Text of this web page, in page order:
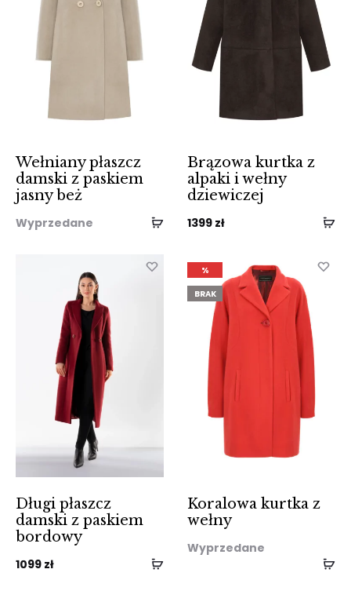
Wełniany płaszcz
damski z paskiem
jasny beż
Wyprzedane
Brązowa kurtka z
alpaki i wełny
dziewiczej
1399 zł
Długi płaszcz
damski z paskiem
bordowy
1099 zł
%
BRAK
Koralowa kurtka z
wełny
Wyprzedane